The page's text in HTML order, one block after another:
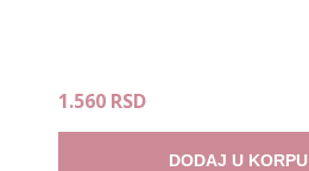
1.560 RSD
DODAJ U KORPU